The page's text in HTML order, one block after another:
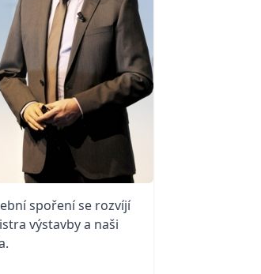
spoření se rozvíjí
výstavby a naši